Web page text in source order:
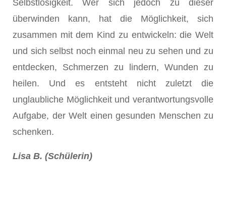
Selbstlosigkeit. Wer sich jedoch zu dieser
überwinden kann, hat die Möglichkeit, sich
zusammen mit dem Kind zu entwickeln: die Welt
und sich selbst noch einmal neu zu sehen und zu
entdecken, Schmerzen zu lindern, Wunden zu
heilen. Und es entsteht nicht zuletzt die
unglaubliche Möglichkeit und verantwortungsvolle
Aufgabe, der Welt einen gesunden Menschen zu
schenken.
Lisa B. (Schülerin)